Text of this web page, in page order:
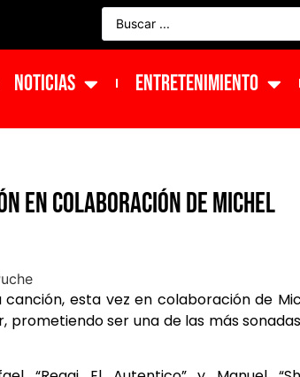
NOTICIAS ENTRETENIMIENTO
en colaboración de Michel
esta vez en colaboración de
prometiendo ser una de las más